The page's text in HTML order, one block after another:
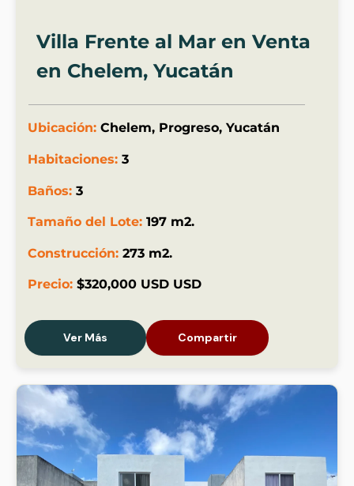
Villa Frente al Mar en Venta
en Chelem, Yucatán
Ubicación: Chelem, Progreso, Yucatán
Habitaciones: 3
Baños: 3
Tamaño del Lote: 197 m2.
Construcción: 273 m2.
Precio: $320,000 USD USD
Ver Más Compartir